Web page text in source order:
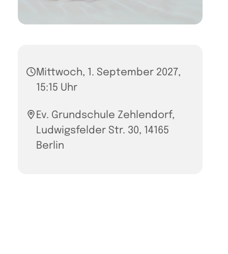
Mittwoch, 1. September 2027,
15:15 Uhr
Ev. Grundschule Zehlendorf,
Ludwigsfelder Str. 30, 14165
Berlin